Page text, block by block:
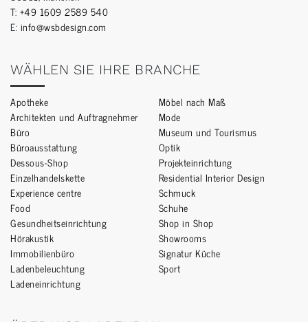
T: +49 1609 2589 540
E: info@wsbdesign.com
WÄHLEN SIE IHRE BRANCHE
Apotheke
Architekten und Auftragnehmer
Büro
Büroausstattung
Dessous-Shop
Einzelhandelskette
Experience centre
Food
Gesundheitseinrichtung
Hörakustik
Immobilienbüro
Ladenbeleuchtung
Ladeneinrichtung
Möbel nach Maß
Mode
Museum und Tourismus
Optik
Projekteinrichtung
Residential Interior Design
Schmuck
Schuhe
Shop in Shop
Showrooms
Signatur Küche
Sport